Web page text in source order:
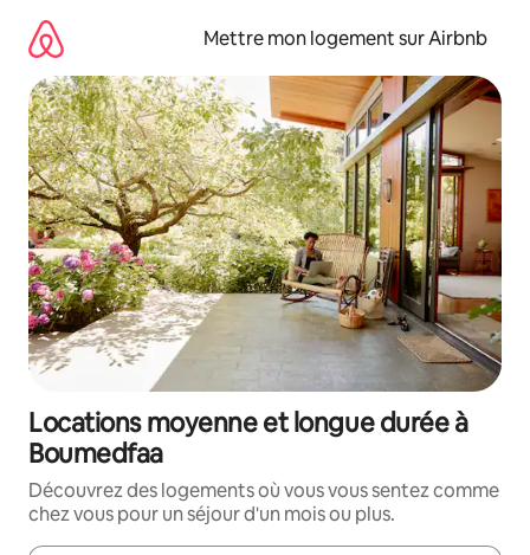
directement
contenu
Mettre mon logement sur Airbnb
Locations moyenne et longue durée à
Boumedfaa
Découvrez des logements où vous vous sentez comme
chez vous pour un séjour d'un mois ou plus.